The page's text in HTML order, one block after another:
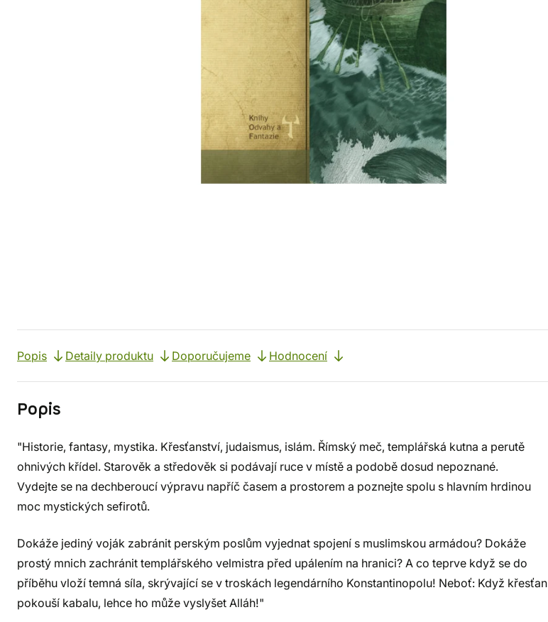
Popis Detaily produktu Doporučujeme Hodnocení
Popis
"Historie, fantasy, mystika. Křesťanství, judaismus, islám. Římský meč, templářská kutna a perutě
ohnivých křídel. Starověk a středověk si podávají ruce v místě a podobě dosud nepoznané.
Vydejte se na dechberoucí výpravu napříč časem a prostorem a poznejte spolu s hlavním hrdinou
moc mystických sefirotů.
Dokáže jediný voják zabránit perským poslům vyjednat spojení s muslimskou armádou? Dokáže
prostý mnich zachránit templářského velmistra před upálením na hranici? A co teprve když se do
příběhu vloží temná síla, skrývající se v troskách legendárního Konstantinopolu! Neboť: Když křesťan
pokouší kabalu, lehce ho může vyslyšet Alláh!"